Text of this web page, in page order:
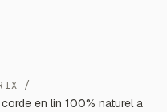
/
en lin 100% naturel a